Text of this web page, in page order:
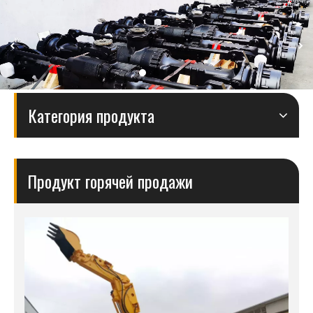
Категория продукта
Продукт горячей продажи